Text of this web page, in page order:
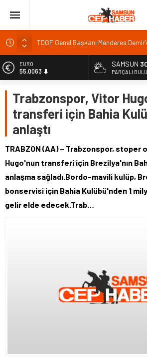
Milletvekili Seydi Gülsoy'a ziyaret
Türk Dünyası kültür mirası için ortak
Marmaris açıklarında deprem: 73
Van TSO’dan toplumsal bütünleşme
destek
EURO
55,0063
6.543,59
BİST
13.798,82
47,7010
SAMSUN
PARÇALI
Trabzonspor, Vitor
transferi için Bahia
anlaştı
TRABZON (AA) – Trabzonspor, stoper
Hugo'nun transferi için Brezilya'nın
anlaşma sağladı.Bordo-mavili kulüp,
bonservisi için Bahia Kulübü'nden 1
gelir elde edecek.Trab…